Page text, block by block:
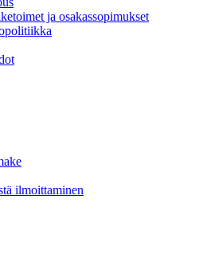
ja osakassopimukset
ilmoittaminen